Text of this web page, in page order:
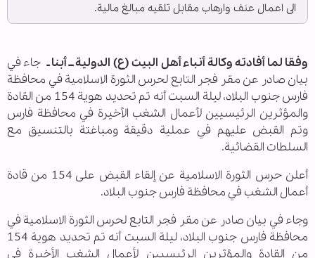
الى اعمال عنف وارهاب مقابل تلقيه مبالغ مالية.
وفقا لما أفادته وكالة أنباء أهل البيت (ع) الدولية ــ أبنا ـجاء في
بيان صادر عن مقر فجر التابع لحرس الثورة الاسلامية في محافظة
فارس جنوب البلاد، لیلة السبت أنه تم تحدید هویة 154 من القادة
والمؤثرین الرئیسیین لأعمال الشغب الأخیرة في محافظة فارس
وتم القبض علیهم في عملیة دقیقة ومباغتة بالتنسیق مع
السلطات القضائیة.
أعلن حرس الثورة الاسلامية عن إلقاء القبض علی 154 من قادة
أعمال الشغب في محافظة فارس جنوب البلاد.
وجاء في بيان صادر عن مقر فجر التابع لحرس الثورة الاسلامية في
محافظة فارس جنوب البلاد، لیلة السبت أنه تم تحدید هویة 154
من القادة والمؤثرین الرئیسیین لأعمال الشغب الأخیرة في